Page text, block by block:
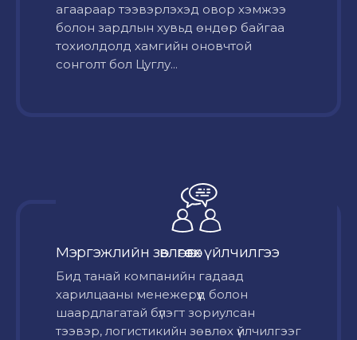
агаараар тээвэрлэхэд овор хэмжээ
болон зардлын хувьд өндөр байгаа
тохиолдолд хамгийн оновчтой
сонголт бол Цуглу...
Мэргэжлийн зөвлөгөө өгөх үйлчилгээ
Бид танай компанийн гадаад
харилцааны менежерүүд болон
шаардлагатай бүлэгт зориулсан
тээвэр, логистикийн зөвлөх үйлчилгээг